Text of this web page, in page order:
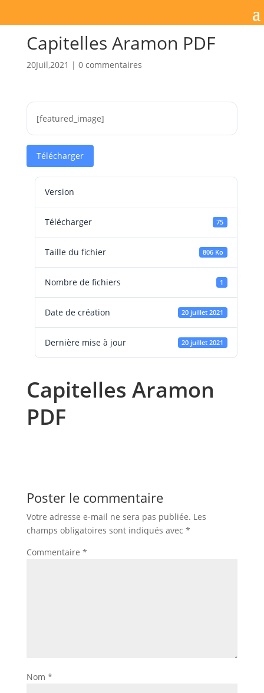
Capitelles Aramon PDF
20Juil,2021 | 0 commentaires
[featured_image]
Télécharger
Version
Télécharger 75
Taille du fichier 806 Ko
Nombre de fichiers 1
Date de création 20 juillet 2021
Dernière mise à jour 20 juillet 2021
Capitelles Aramon
PDF
Poster le commentaire
Votre adresse e-mail ne sera pas publiée. Les
champs obligatoires sont indiqués avec *
Commentaire *
Nom *